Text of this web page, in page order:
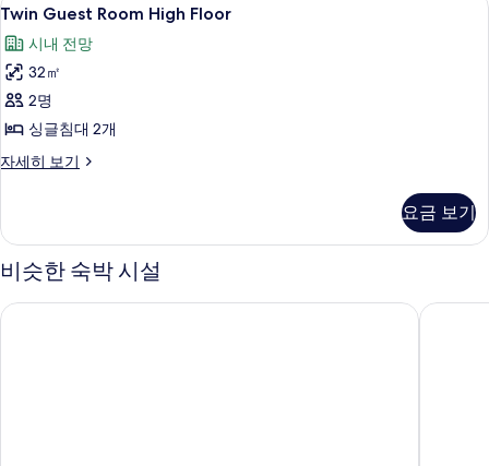
보
기
세
보
기
Guest
Room
High
Floor
사
진
보
기
5
Twin Guest Room High Floor
시내 전망
32㎡
2명
싱글침대 2개
자세히 보기
Twin
Floor
세
보
요금 보기
비슷한 숙박 시설
홀리데이 인 & 스위트 자카르타 가자 마다 바이 IHG 만다린